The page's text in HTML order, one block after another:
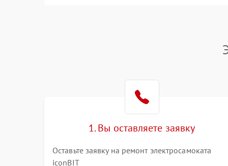
Механические повреждения
1. Вы оставляете заявку
Оставьте заявку на ремонт электросамоката
iconBIT